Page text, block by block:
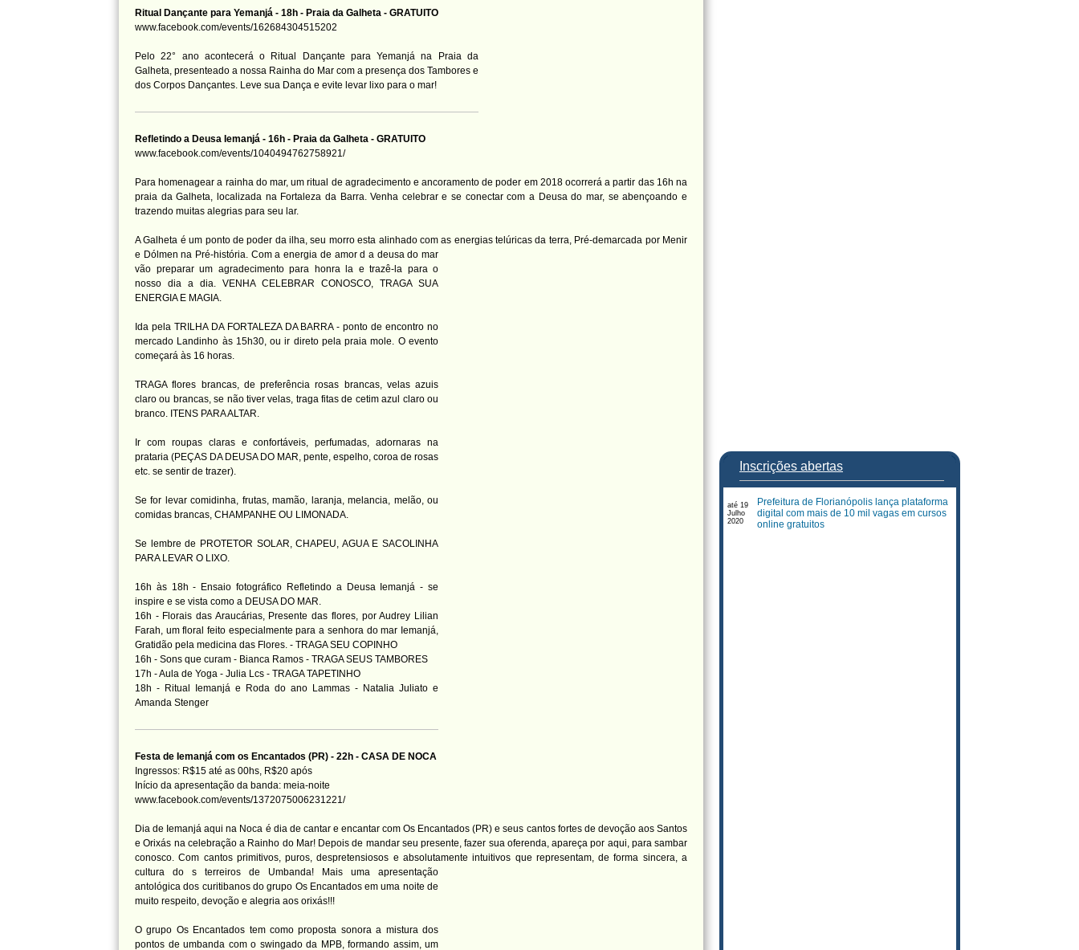
Ritual Dançante para Yemanjá - 18h - Praia da Galheta - GRATUITO
www.facebook.com/events/162684304515202
Pelo 22° ano acontecerá o Ritual Dançante para Yemanjá na Praia da
Galheta, presenteado a nossa Rainha do Mar com a presença dos Tambores e
dos Corpos Dançantes. Leve sua Dança e evite levar lixo para o mar!
Refletindo a Deusa Iemanjá - 16h - Praia da Galheta - GRATUITO
www.facebook.com/events/1040494762758921/
Para homenagear a rainha do mar, um ritual de agradecimento e ancoramento de poder em 2018 ocorrerá a partir das 16h na
praia da Galheta, localizada na Fortaleza da Barra. Venha celebrar e se conectar com a Deusa do mar, se abençoando e
trazendo muitas alegrias para seu lar.
A Galheta é um ponto de poder da ilha, seu morro esta alinhado com as energias telúricas da terra, Pré-demarcada por Menir
e Dólmen na Pré-história. Com a energia de amor d a deusa do mar
vão preparar um agradecimento para honra la e trazê-la para o
nosso dia a dia. VENHA CELEBRAR CONOSCO, TRAGA SUA
ENERGIA E MAGIA.
Ida pela TRILHA DA FORTALEZA DA BARRA - ponto de encontro no
mercado Landinho às 15h30, ou ir direto pela praia mole. O evento
começará às 16 horas.
TRAGA flores brancas, de preferência rosas brancas, velas azuis
claro ou brancas, se não tiver velas, traga fitas de cetim azul claro ou
branco. ITENS PARA ALTAR.
Ir com roupas claras e confortáveis, perfumadas, adornaras na
prataria (PEÇAS DA DEUSA DO MAR, pente, espelho, coroa de rosas
etc. se sentir de trazer).
Se for levar comidinha, frutas, mamão, laranja, melancia, melão, ou
comidas brancas, CHAMPANHE OU LIMONADA.
Se lembre de PROTETOR SOLAR, CHAPEU, AGUA E SACOLINHA
PARA LEVAR O LIXO.
16h às 18h - Ensaio fotográfico Refletindo a Deusa Iemanjá - se
inspire e se vista como a DEUSA DO MAR.
16h - Florais das Araucárias, Presente das flores, por Audrey Lilian
Farah, um floral feito especialmente para a senhora do mar Iemanjá,
Gratidão pela medicina das Flores. - TRAGA SEU COPINHO
16h - Sons que curam - Bianca Ramos - TRAGA SEUS TAMBORES
17h - Aula de Yoga - Julia Lcs - TRAGA TAPETINHO
18h - Ritual Iemanjá e Roda do ano Lammas - Natalia Juliato e
Amanda Stenger
Festa de Iemanjá com os Encantados (PR) - 22h - CASA DE NOCA
Ingressos: R$15 até as 00hs, R$20 após
Início da apresentação da banda: meia-noite
www.facebook.com/events/1372075006231221/
Dia de Iemanjá aqui na Noca é dia de cantar e encantar com Os Encantados (PR) e seus cantos fortes de devoção aos Santos
e Orixás na celebração a Rainho do Mar! Depois de mandar seu presente, fazer sua oferenda, apareça por aqui, para sambar
conosco. Com cantos primitivos, puros, despretensiosos e absolutamente intuitivos que representam, de forma sincera, a
cultura do s terreiros de Umbanda! Mais uma apresentação
antológica dos curitibanos do grupo Os Encantados em uma noite de
muito respeito, devoção e alegria aos orixás!!!
O grupo Os Encantados tem como proposta sonora a mistura dos
pontos de umbanda com o swingado da MPB, formando assim, um
Inscrições abertas
até 19
Julho
2020
Prefeitura de Florianópolis lança plataforma
digital com mais de 10 mil vagas em cursos
online gratuitos